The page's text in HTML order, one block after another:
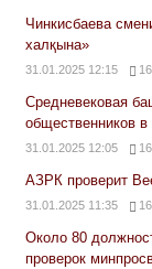
Чинкисбаева
халқына»
31.01.2025 12:15
Средневековая
общественников в
31.01.2025 12:05
АЗРК проверит
31.01.2025 11:35
Около 80
проверок